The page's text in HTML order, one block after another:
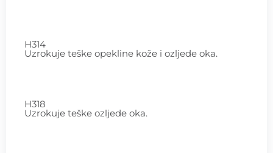
H314
Uzrokuje teške opekline kože i ozljede oka.
H318
Uzrokuje teške ozljede oka.